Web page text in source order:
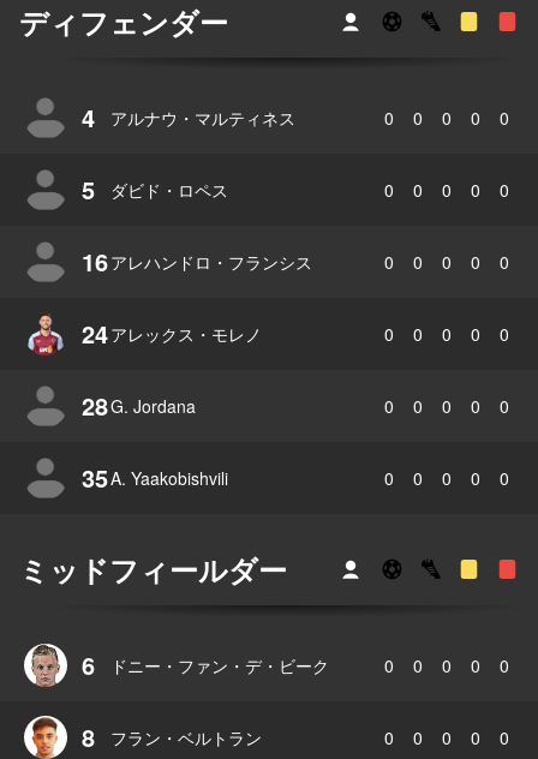
ディフェンダー
4 アルナウ・マルティネス 0 0 0 0 0
5 ダビド・ロペス 0 0 0 0 0
16アレハンドロ・フランシス 0 0 0 0 0
24アレックス・モレノ 0 0 0 0 0
28G. Jordana 0 0 0 0 0
35A. Yaakobishvili 0 0 0 0 0
ミッドフィールダー
6 ドニー・ファン・デ・ビーク 0 0 0 0 0
8 フラン・ベルトラン 0 0 0 0 0